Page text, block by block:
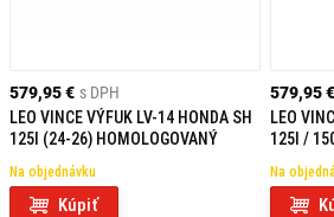
579,95 € s DPH
LEO VINCE VÝFUK LV-14 HONDA SH
125I (24-26) HOMOLOGOVANÝ
Na objednávku
Kúpiť
579,95 €
LEO
125I /
Na